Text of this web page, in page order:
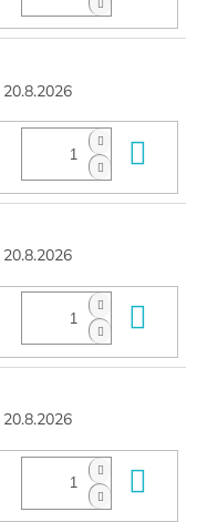
20.8.2026
20.8.2026
20.8.2026